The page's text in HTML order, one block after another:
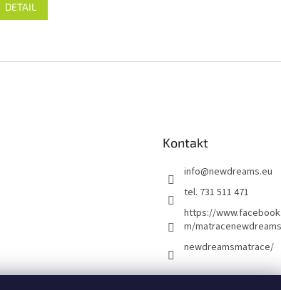
DETAIL
v
s
Kontakt
info@newdreams.eu
tel. 731 511 471
https://
m/matracenewdreams
newdreamsmatrace/